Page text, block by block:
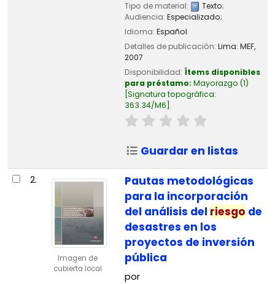
Tipo de material:
Texto;
Audiencia: Especializado;
Idioma: Español
Detalles de publicación: Lima: MEF,
2007
Disponibilidad: Ítems disponibles
para préstamo: Mayorazgo (1)
Signatura topográfica:
363.34/M6 .
Guardar en listas
2.
Imagen de
cubierta local
Pautas metodológicas
para la incorporación
del análisis del riesgo de
desastres en los
proyectos de inversión
pública
por